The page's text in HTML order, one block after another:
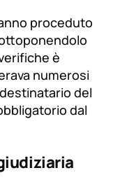
proceduto
è
numerosi
del
dal